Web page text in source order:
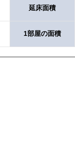
延床面積
1部屋の面積